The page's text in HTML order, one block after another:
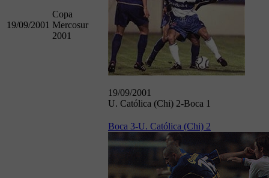
19/09/2001
Copa
Mercosur
2001
19/09/2001
U. Católica (Chi) 2-Boca 1
Boca 3-U. Católica (Chi) 2